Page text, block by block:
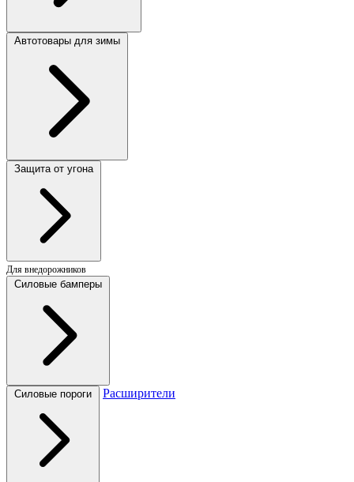
Автотовары для зимы
Защита от угона
Для внедорожников
Силовые бамперы
Силовые пороги Расширители